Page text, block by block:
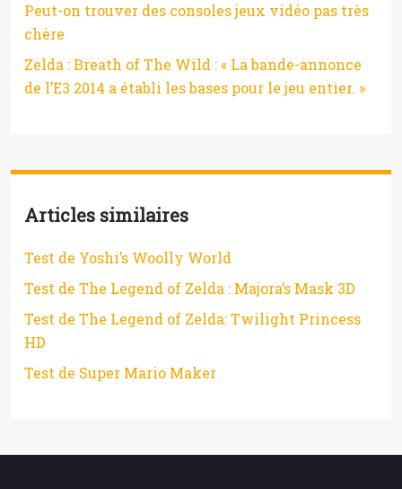
Peut-on trouver des consoles jeux vidéo pas très
chère
Zelda : Breath of The Wild : « La bande-annonce
de l’E3 2014 a établi les bases pour le jeu entier. »
Articles similaires
Test de Yoshi’s Woolly World
Test de The Legend of Zelda : Majora’s Mask 3D
Test de The Legend of Zelda: Twilight Princess
HD
Test de Super Mario Maker